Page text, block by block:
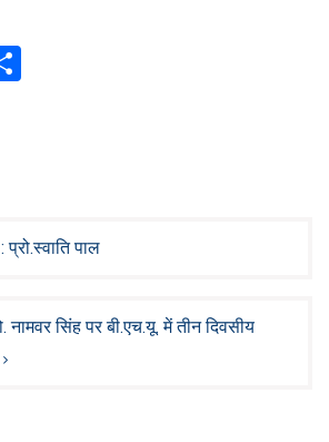
प्रो.स्वाति पाल
सिंह पर बी.एच.यू. में तीन दिवसीय